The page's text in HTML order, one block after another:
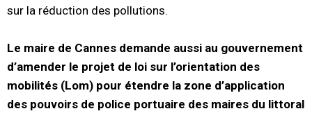
sur la réduction des pollutions.
Le maire de Cannes demande aussi au gouvernement
d’amender le projet de loi sur l’orientation des
mobilités (Lom) pour étendre la zone d’application
des pouvoirs de police portuaire des maires du littoral